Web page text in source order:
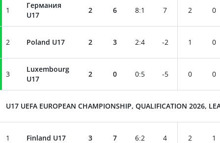
1
Германия
U17
2 6 8:1 7 2 0
2 Poland U17 2 3 2:4 -2 1 0
3
Luxembourg
U17
2 0 0:5 -5 0 0
U17 UEFA EUROPEAN CHAMPIONSHIP, QUALIFICATION 2026,
1 Finland U17 3 7 6:2 4 2 1